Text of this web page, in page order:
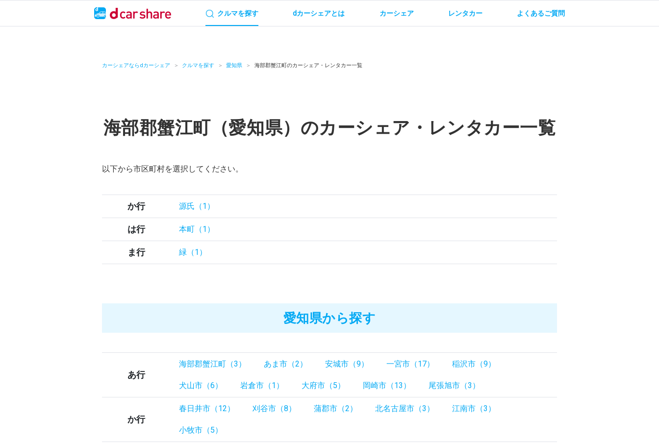
クルマを探す dカーシェアとは カーシェア レンタカー よくあるご質問
カーシェアならdカーシェア クルマを探す 愛知県 海部郡蟹江町のカーシェア・レンタカー一覧
海部郡蟹江町（愛知県）のカーシェア・レンタカー一覧
以下から市区町村を選択してください。
か行 源氏（1）
は行 本町（1）
ま行 緑（1）
愛知県から探す
あ行
海部郡蟹江町（3） あま市（2） 安城市（9） 一宮市（17） 稲沢市（9）
犬山市（6） 岩倉市（1） 大府市（5） 岡崎市（13） 尾張旭市（3）
か行
春日井市（12） 刈谷市（8） 蒲郡市（2） 北名古屋市（3） 江南市（3）
小牧市（5）
よくあるご質問・お問い合わせ
アプリの使い方